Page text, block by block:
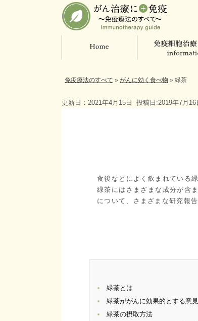
免疫療法のすべて » がんに効く食べ物 » 緑茶
更新日：2021年4月15日 投稿日:2019年7月16
食後などによく飲まれている
緑茶にはさまざまな成分が含
について、さまざまな研究報
緑茶とは
緑茶ががんに効果的とする意見
緑茶の摂取方法